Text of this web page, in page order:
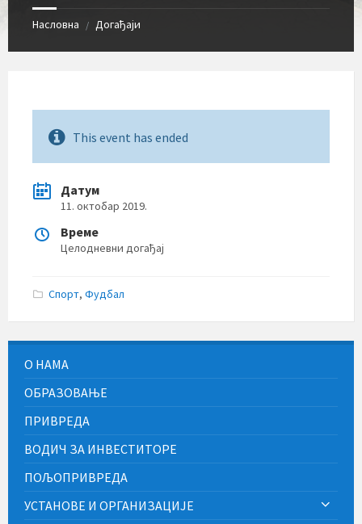
Насловна / Догађаји
This event has ended
Датум
11. октобар 2019.
Време
Целодневни догађај
Спорт, Фудбал
О НАМА
ОБРАЗОВАЊЕ
ПРИВРЕДА
ВОДИЧ ЗА ИНВЕСТИТОРЕ
ПОЉОПРИВРЕДА
УСТАНОВЕ И ОРГАНИЗАЦИЈЕ